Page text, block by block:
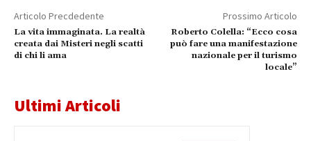
Articolo Precdedente
La vita immaginata. La realtà
creata dai Misteri negli scatti
di chi li ama
Prossimo Articolo
Roberto Colella: “Ecco cosa
può fare una manifestazione
nazionale per il turismo
locale”
Ultimi Articoli